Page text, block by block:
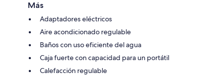
Más
Adaptadores eléctricos
Aire acondicionado regulable
Baños con uso eficiente del agua
Caja fuerte con capacidad para un portátil
Calefacción regulable